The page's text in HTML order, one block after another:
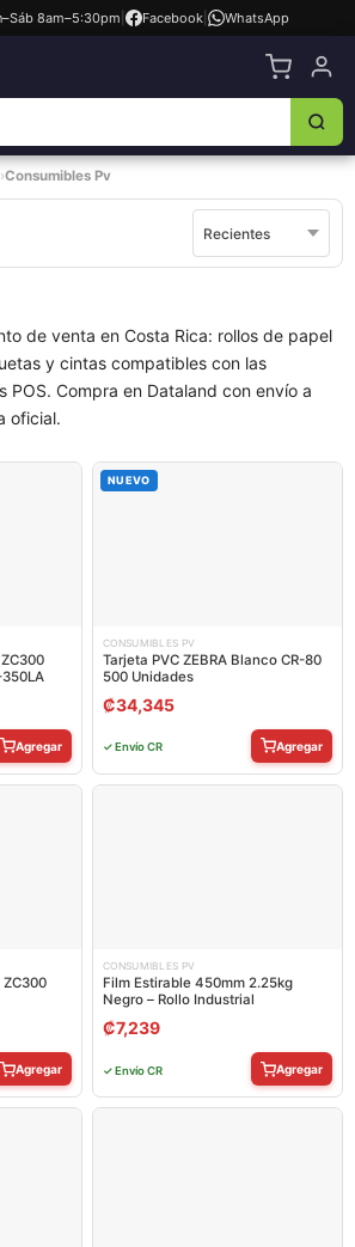
8am–5:30pm Facebook| WhatsApp
›Consumibles Pv
de venta en Costa Rica: rollos de papel
y cintas compatibles con las
POS. Compra en Dataland con envío a
oficial.
Agregar
NUEVO
CONSUMIBLES PV
Tarjeta PVC ZEBRA Blanco CR-80
500 Unidades
₡34,345
✓ Envío CR Agregar
ZC300
Agregar
CONSUMIBLES PV
Film Estirable 450mm 2.25kg
Negro – Rollo Industrial
₡7,239
✓ Envío CR Agregar